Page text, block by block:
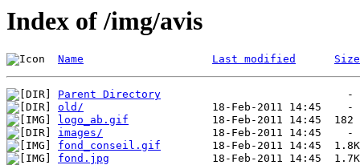
Index of /img/avis
Name Last modified Size
Parent Directory
old/
logo_ab.gif
images/
fond_conseil.gif
fond.jpg